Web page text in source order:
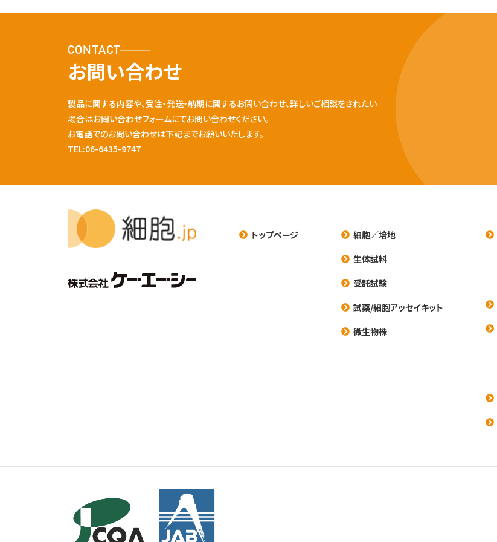
CONTACT
お問い合わせ
製品に関する内容や、受注・発送・納期に関するお問い合わせ、詳しいご相談をされたい
場合はお問い合わせフォームにてお問い合わせください。
お電話でのお問い合わせは下記までお願いいたします。
TEL:06-6435-9747
トップページ
細胞／培地
生体試料
受託試験
試薬/細胞アッセイキット
微生物株